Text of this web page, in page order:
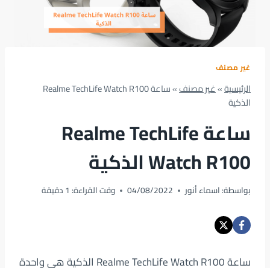
غير مصنف
الرئيسية»غير مصنف»
ساعة Realme TechLife Watch R100
الذكية
ساعة Realme TechLife
Watch R100 الذكية
بواسطة:اسماء أنور 04/08/2022 وقت القراءة: 1دقيقة
ساعة Realme TechLife Watch R100 الذكية هي واحدة